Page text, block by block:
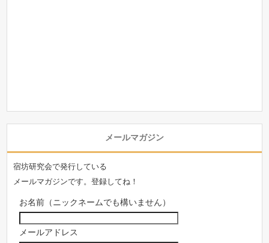
メールマガジン
宿坊研究会で発行している
メールマガジンです。登録してね！
お名前（ニックネームでも構いません）
メールアドレス